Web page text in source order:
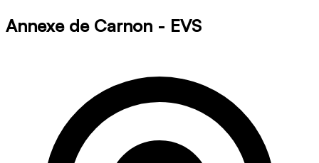
Annexe de Carnon - EVS